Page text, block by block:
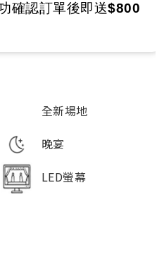
確認訂單後即送$800
全新場地
晚宴
LED螢幕